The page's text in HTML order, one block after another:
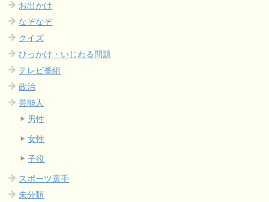
お出かけ
なぞなぞ
クイズ
ひっかけ・いじわる問題
テレビ番組
政治
芸能人
男性
女性
子役
スポーツ選手
未分類